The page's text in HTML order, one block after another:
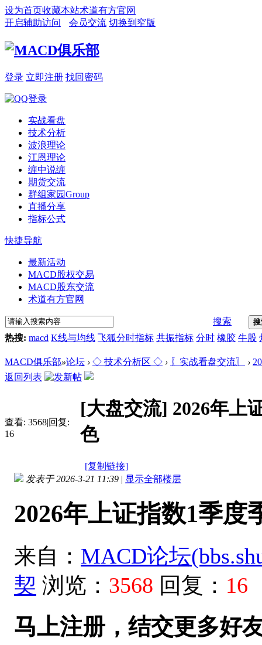
设为首页收藏本站术道有方官网
开启辅助访问
会员交流 切换到窄版
登录 立即注册 找回密码
实战看盘
技术分析
波浪理论
江恩理论
缠中说缠
期货交流
群组家园Group
直播分享
指标公式
快捷导航
最新活动
MACD股权交易
MACD股东交流
术道有方官网
搜索
热搜: macd K线与均线 飞狐分时指标 共振指标 分时 橡胶 牛股
MACD俱乐部»论坛 › ◇ 技术分析区 ◇ › 〖实战看盘交流〗 ›
返回列表
查看: 3568|回复:
16
[大盘交流] 2026年上
色
[复制链接]
发表于 2026-3-21 11:39 | 显示全部楼层
2026年上证指数1季
来自： MACD论坛
契 浏览： 3568 回复： 16
马上注册，结交更多好